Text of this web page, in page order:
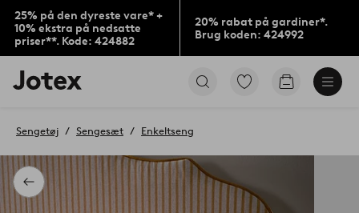
25% på den dyreste vare* +
10% ekstra på nedsatte
priser**. Kode: 424882
20% rabat på gardiner*.
Brug koden: 424992
Jotex
logo
til
Gå
Gå
Tilbage
Sengetøj Sengesæt Enkeltseng